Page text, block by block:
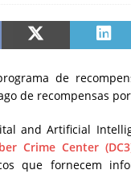
[ 06/08/
de
de recompensas
and Artificial
​​Crime Center
que fornecem